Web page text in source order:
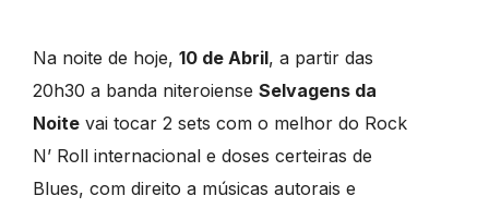
Na noite de hoje, 10 de Abril, a partir das
20h30 a banda niteroiense Selvagens da
Noitevai tocar 2 sets com o melhor do Rock
N’ Roll internacional e doses certeiras de
Blues, com direito a músicas autorais e